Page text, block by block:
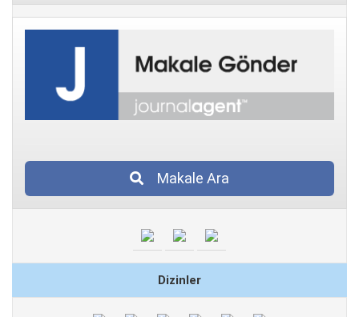
Makale Ara
Dizinler